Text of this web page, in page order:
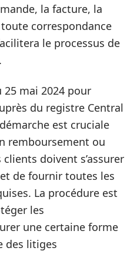
la facture, la
correspondance
le processus de
25 mai 2024 pour
du registre Central
est cruciale
remboursement ou
doivent s’assurer
de fournir toutes les
La procédure est
les
une certaine forme
des litiges